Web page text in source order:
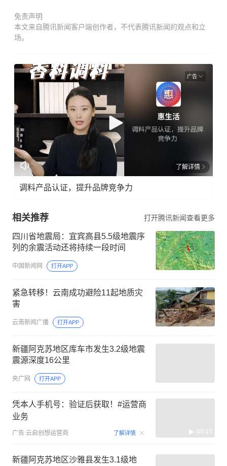
免责声明
本文来自腾讯新闻客户端创作者，不代表腾讯新闻的观点和立
场。
广告
了解详情
调料产品认证，提升品牌竞争力
相关推荐 打开腾讯新闻查看更多
四川省地震局：宜宾高县5.5级地震序
列的余震活动还将持续一段时间
中国新闻网 打开APP
紧急转移！云南成功避险11起地质灾
害
云南新闻广播 打开APP
新疆阿克苏地区库车市发生3.2级地震
震源深度16公里
央广网 打开APP
凭本人手机号：验证后获取！#运营商
业务
广告 云启创想运营商 了解详情 00:15
新疆阿克苏地区沙雅县发生3.1级地